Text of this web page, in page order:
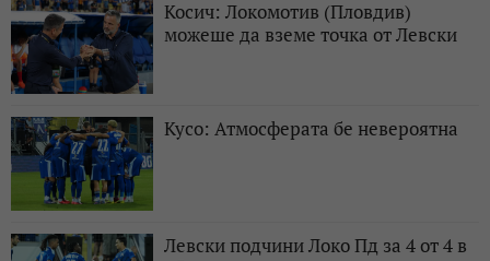
Косич: Локомотив (Пловдив)
можеше да вземе точка от Левски
Кусо: Атмосферата бе невероятна
Левски подчини Локо Пд за 4 от 4 в